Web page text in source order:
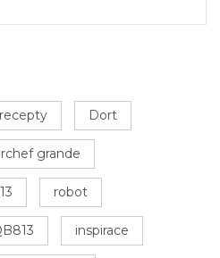
recepty Dort
grande
robot
inspirace